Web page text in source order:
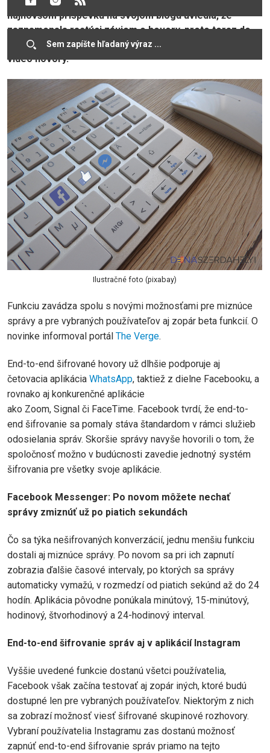
najnovšom príspevku na svojom blogu uviedla, že
zaznamenala rastúci záujem o hovory, preto teraz do
aplikácie pridáva aj end-to-end šifrovanie pre hlasové a
video hovory.
Ilustračné foto (pixabay)
Funkciu zavádza spolu s novými možnosťami pre miznúce
správy a pre vybraných používateľov aj zopár beta funkcií. O
novinke informoval portál The Verge.
End-to-end šifrované hovory už dlhšie podporuje aj
četovacia aplikácia WhatsApp, taktiež z dielne Facebooku, a
rovnako aj konkurenčné aplikácie
ako Zoom, Signal či FaceTime. Facebook tvrdí, že end-to-
end šifrovanie sa pomaly stáva štandardom v rámci služieb
odosielania správ. Skoršie správy navyše hovorili o tom, že
spoločnosť možno v budúcnosti zavedie jednotný systém
šifrovania pre všetky svoje aplikácie.
Facebook Messenger: Po novom môžete nechať
správy zmiznúť už po piatich sekundách
Čo sa týka nešifrovaných konverzácií, jednu menšiu funkciu
dostali aj miznúce správy. Po novom sa pri ich zapnutí
zobrazia ďalšie časové intervaly, po ktorých sa správy
automaticky vymažú, v rozmedzí od piatich sekúnd až do 24
hodín. Aplikácia pôvodne ponúkala minútový, 15-minútový,
hodinový, štvorhodinový a 24-hodinový interval.
End-to-end šifrovanie správ aj v aplikácií Instagram
Vyššie uvedené funkcie dostanú všetci používatelia,
Facebook však začína testovať aj zopár iných, ktoré budú
dostupné len pre vybraných používateľov. Niektorým z nich
sa zobrazí možnosť viesť šifrované skupinové rozhovory.
Vybraní používatelia Instagramu zas dostanú možnosť
zapnúť end-to-end šifrovanie správ priamo na tejto